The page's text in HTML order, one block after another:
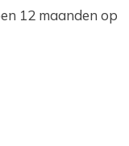
12 maanden op